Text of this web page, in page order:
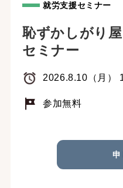
就労支援セミナー
恥ずかしがり
セミナー
2026.8.10（月）
参加無料